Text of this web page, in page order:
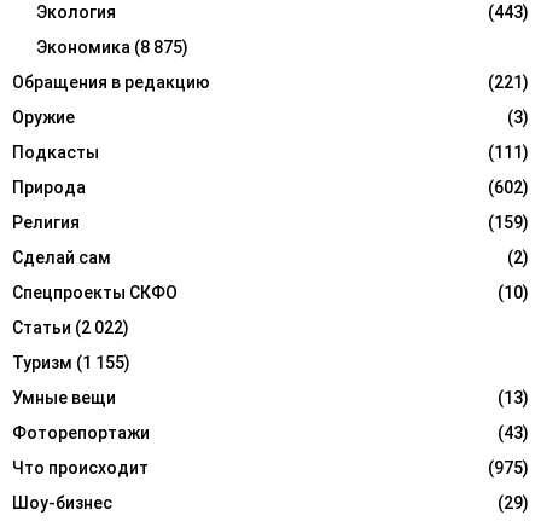
Экология
(443)
Экономика (8 875)
Обращения в редакцию
(221)
Оружие
(3)
Подкасты
(111)
Природа
(602)
Религия
(159)
Сделай сам
(2)
Спецпроекты СКФО
(10)
Статьи (2 022)
Туризм (1 155)
Умные вещи
(13)
Фоторепортажи
(43)
Что происходит
(975)
Шоу-бизнес
(29)